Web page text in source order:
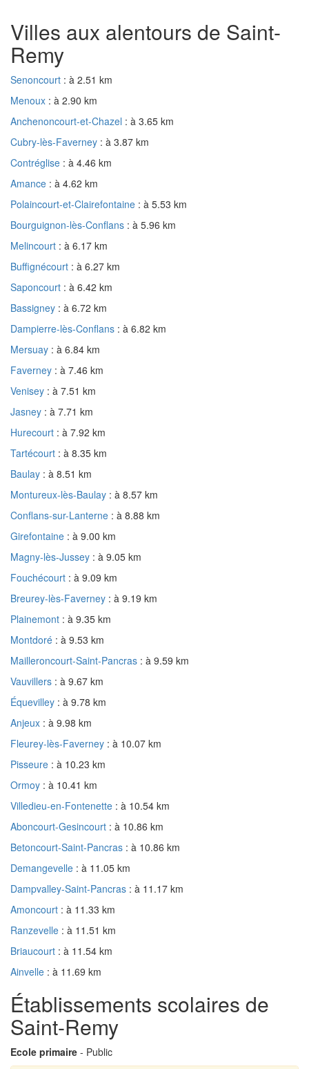
Villes aux alentours de Saint-
Remy
Senoncourt : à 2.51 km
Menoux : à 2.90 km
Anchenoncourt-et-Chazel : à 3.65 km
Cubry-lès-Faverney : à 3.87 km
Contréglise : à 4.46 km
Amance : à 4.62 km
Polaincourt-et-Clairefontaine : à 5.53 km
Bourguignon-lès-Conflans : à 5.96 km
Melincourt : à 6.17 km
Buffignécourt : à 6.27 km
Saponcourt : à 6.42 km
Bassigney : à 6.72 km
Dampierre-lès-Conflans : à 6.82 km
Mersuay : à 6.84 km
Faverney : à 7.46 km
Venisey : à 7.51 km
Jasney : à 7.71 km
Hurecourt : à 7.92 km
Tartécourt : à 8.35 km
Baulay : à 8.51 km
Montureux-lès-Baulay : à 8.57 km
Conflans-sur-Lanterne : à 8.88 km
Girefontaine : à 9.00 km
Magny-lès-Jussey : à 9.05 km
Fouchécourt : à 9.09 km
Breurey-lès-Faverney : à 9.19 km
Plainemont : à 9.35 km
Montdoré : à 9.53 km
Mailleroncourt-Saint-Pancras : à 9.59 km
Vauvillers : à 9.67 km
Équevilley : à 9.78 km
Anjeux : à 9.98 km
Fleurey-lès-Faverney : à 10.07 km
Pisseure : à 10.23 km
Ormoy : à 10.41 km
Villedieu-en-Fontenette : à 10.54 km
Aboncourt-Gesincourt : à 10.86 km
Betoncourt-Saint-Pancras : à 10.86 km
Demangevelle : à 11.05 km
Dampvalley-Saint-Pancras : à 11.17 km
Amoncourt : à 11.33 km
Ranzevelle : à 11.51 km
Briaucourt : à 11.54 km
Ainvelle : à 11.69 km
Établissements scolaires de
Saint-Remy
Ecole primaire - Public